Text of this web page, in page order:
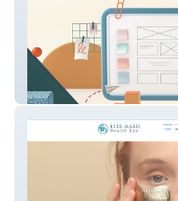
Wix Freaks